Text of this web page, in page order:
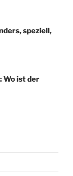
speziell,
Wo ist der